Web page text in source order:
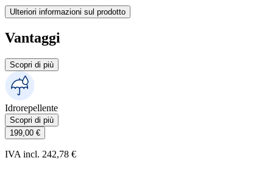
Ulteriori informazioni sul prodotto
Vantaggi
Scopri di più
Idrorepellente
Scopri di più
199,00 €
IVA incl. 242,78 €